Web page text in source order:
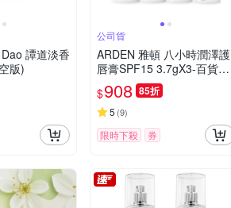
譚道淡香
版)
公司貨
ARDEN 雅頓 八小時潤澤護
唇膏SPF15 3.7gX3-百貨公
司貨
$908 85折
5 (9)
限時下殺 券